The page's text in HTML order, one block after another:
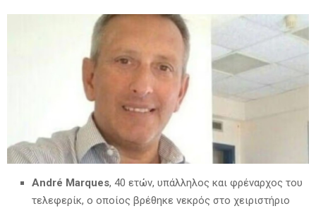
André Marques, 40 ετών, υπάλληλος και φρέναρχος του
τελεφερίκ, ο οποίος βρέθηκε νεκρός στο χειριστήριο